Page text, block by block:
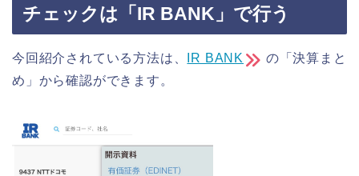
チェックは「IR BANK」で行う
今回紹介されている方法は、 IR BANK
の「決算まと
め」から確認ができます。